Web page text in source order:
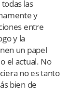
las
y
entre
y la
un papel
el actual. No
no es tanto
bien de